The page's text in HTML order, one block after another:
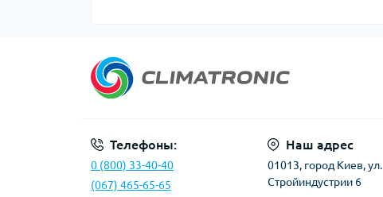
Телефоны:
0 (800) 33-40-40
(067) 465-65-65
Наш адрес
01013, город Киев, ул.
Стройиндустрии 6